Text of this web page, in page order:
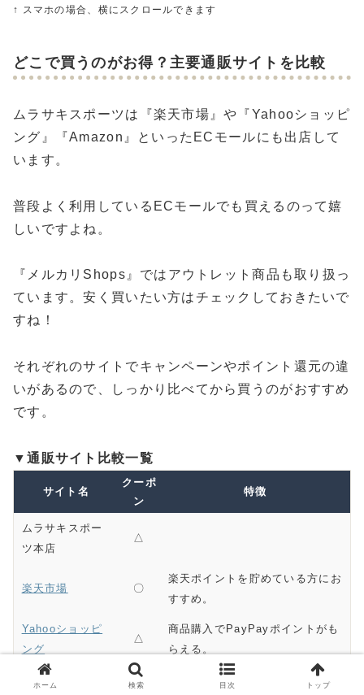
↑ スマホの場合、横にスクロールできます
どこで買うのがお得？主要通販サイトを比較
ムラサキスポーツは『楽天市場』や『Yahooショッピ
ング』『Amazon』といったECモールにも出店して
います。
普段よく利用しているECモールでも買えるのって嬉
しいですよね。
『メルカリShops』ではアウトレット商品も取り扱っ
ています。安く買いたい方はチェックしておきたいで
すね！
それぞれのサイトでキャンペーンやポイント還元の違
いがあるので、しっかり比べてから買うのがおすすめ
です。
▼通販サイト比較一覧
サイト名
クーポ
ン
特徴
ムラサキスポー
ツ本店
△
楽天市場 〇
楽天ポイントを貯めている方にお
すすめ。
Yahooショッピ
ング
△
商品購入でPayPayポイントがも
らえる。
アマゾン △
Amazonプライム会員なら全品送
ホーム 検索 目次 トップ